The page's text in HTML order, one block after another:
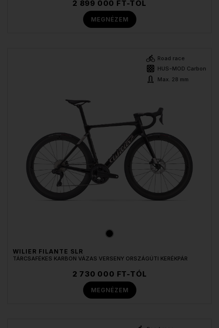
2 899 000 FT-TÓL
MEGNÉZEM
Road race
HUS-MOD Carbon
Max. 28 mm
WILIER FILANTE SLR
TÁRCSAFÉKES KARBON VÁZAS VERSENY ORSZÁGÚTI KERÉKPÁR
2 730 000 FT-TÓL
MEGNÉZEM